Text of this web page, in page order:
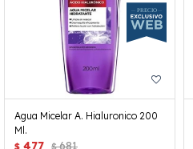
Agua Micelar A. Hialuronico 200
Ml.
$ 477 $ 681